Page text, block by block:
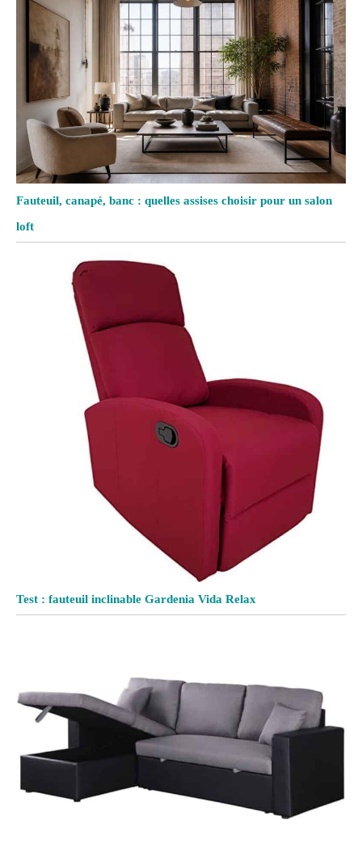
Fauteuil, canapé, banc : quelles assises choisir pour un salon
loft
Test : fauteuil inclinable Gardenia Vida Relax